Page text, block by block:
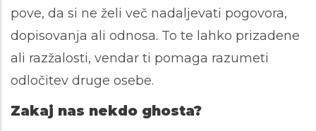
pove, da si ne želi več nadaljevati pogovora,
dopisovanja ali odnosa. To te lahko prizadene
ali razžalosti, vendar ti pomaga razumeti
odločitev druge osebe.
Zakaj nas nekdo ghosta?